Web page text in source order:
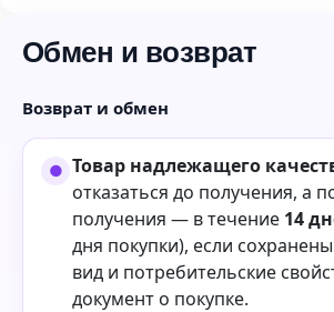
Обмен и возврат
Возврат и обмен
Товар надлежащего
отказаться до получения, а
получения — в течение 14
дня покупки), если
вид и потребительские
документ о покупке.